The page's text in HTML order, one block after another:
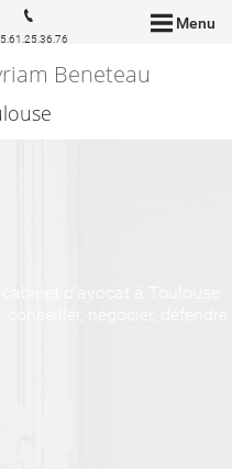
Menu
Beneteau
cabinet d'avocat à Toulouse :
conseiller, négocier, défendre